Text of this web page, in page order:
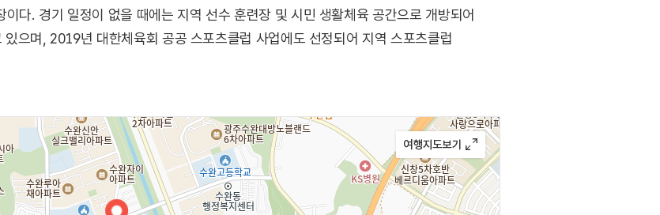
다. 경기 일정이 없을 때에는 지역 선수 훈련장 및 시민 생활체육 공간으로 개방되어
으며, 2019년 대한체육회 공공 스포츠클럽 사업에도 선정되어 지역 스포츠클럽